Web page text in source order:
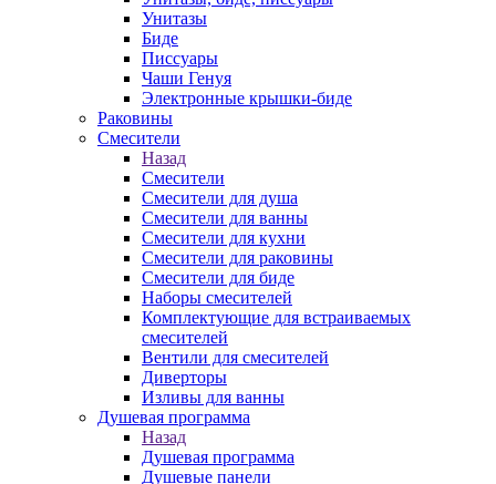
Унитазы
Биде
Писсуары
Чаши Генуя
Электронные крышки-биде
Раковины
Смесители
Назад
Смесители
Смесители для душа
Смесители для ванны
Смесители для кухни
Смесители для раковины
Смесители для биде
Наборы смесителей
Комплектующие для встраиваемых
смесителей
Вентили для смесителей
Диверторы
Изливы для ванны
Душевая программа
Назад
Душевая программа
Душевые панели